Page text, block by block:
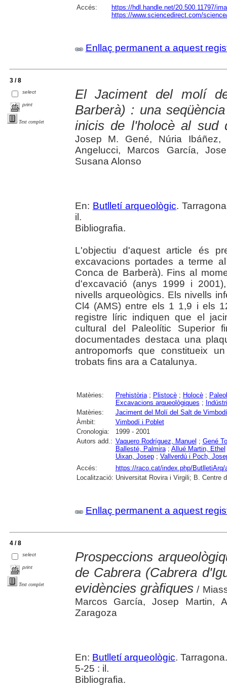
Accés:
https://hdl.handle.net/20.500.11797/
https://www.sciencedirect.com/
Enllaç permanent a aquest
3 / 8
select
print
Text complet
El Jaciment del molí
Barberà) : una
inicis de l'holocè al sud
Josep M. Gené, Núria Ibáñez,
Angelucci, Marcos García,
Susana Alonso
En: Butlletí arqueològic.
il.
Bibliografia.
L'objectiu d'aquest article és
excavacions portades a terme
Conca de Barberà). Fins al
d'excavació (anys 1999 i
nivells arqueològics. Els nivells
Cl4 (AMS) entre els 1 1,9 i els
registre líric indiquen que el
cultural del Paleolític Superior
documentades destaca una
antropomorfs que constitueix
trobats fins ara a Catalunya.
Matèries: Prehistòria; Plistocè; Holocè;
Excavacions arqueològiques ;
Matèries:
Jaciment del Molí del Salt de Vimbodí
Àmbit:
Vimbodí i Poblet
Cronologia:
1999 - 2001
Autors add.: Vaquero Rodríguez, Manuel ; Gené
Ballesté, Palmira; Allué Martin, Ethel
Uixan, Josep; Vallverdú i Poch,
Accés:
https://raco.cat/index.php/ButlletiArq/
Localització: Universitat Rovira i Virgili; B. Centre
Enllaç permanent a aquest
4 / 8
select
print
Text complet
Prospeccions
de Cabrera (Cabrera
evidències gràfiques /
Marcos García, Josep Martin,
Zaragoza
En: Butlletí arqueològic.
5-25 : il.
Bibliografia.